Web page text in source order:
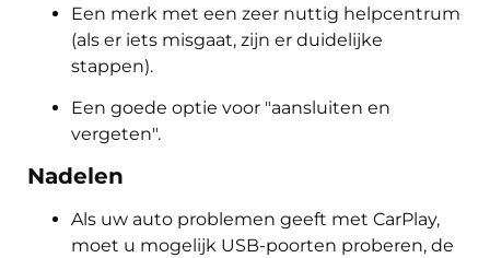
Een merk met een zeer nuttig helpcentrum
(als er iets misgaat, zijn er duidelijke
stappen).
Een goede optie voor "aansluiten en
vergeten".
Nadelen
Als uw auto problemen geeft met CarPlay,
moet u mogelijk USB-poorten proberen, de